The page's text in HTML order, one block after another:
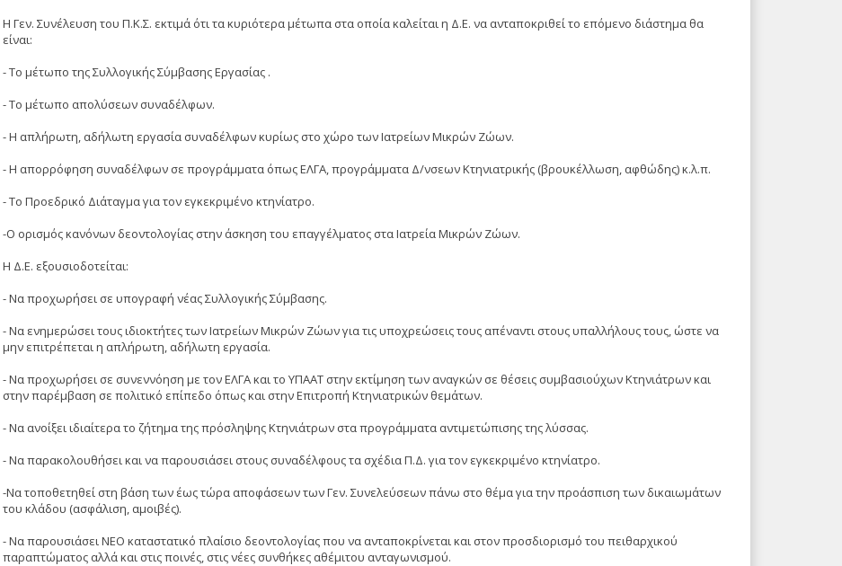
Η Γεν. Συνέλευση του Π.Κ.Σ. εκτιμά ότι τα κυριότερα μέτωπα στα οποία καλείται η Δ.Ε. να ανταποκριθεί το επόμενο διάστημα θα
είναι:
- Tο μέτωπο της Συλλογικής Σύμβασης Εργασίας .
- Το μέτωπο απολύσεων συναδέλφων.
- Η απλήρωτη, αδήλωτη εργασία συναδέλφων κυρίως στο χώρο των Ιατρείων Μικρών Ζώων.
- Η απορρόφηση συναδέλφων σε προγράμματα όπως ΕΛΓΑ, προγράμματα Δ/νσεων Κτηνιατρικής (βρουκέλλωση, αφθώδης) κ.λ.π.
- Το Προεδρικό Διάταγμα για τον εγκεκριμένο κτηνίατρο.
-Ο ορισμός κανόνων δεοντολογίας στην άσκηση του επαγγέλματος στα Ιατρεία Μικρών Ζώων.
Η Δ.Ε. εξουσιοδοτείται:
- Να προχωρήσει σε υπογραφή νέας Συλλογικής Σύμβασης.
- Να ενημερώσει τους ιδιοκτήτες των Ιατρείων Μικρών Ζώων για τις υποχρεώσεις τους απέναντι στους υπαλλήλους τους, ώστε να
μην επιτρέπεται η απλήρωτη, αδήλωτη εργασία.
- Να προχωρήσει σε συνεννόηση με τον ΕΛΓΑ και το ΥΠΑΑΤ στην εκτίμηση των αναγκών σε θέσεις συμβασιούχων Κτηνιάτρων και
στην παρέμβαση σε πολιτικό επίπεδο όπως και στην Επιτροπή Κτηνιατρικών θεμάτων.
- Να ανοίξει ιδιαίτερα το ζήτημα της πρόσληψης Κτηνιάτρων στα προγράμματα αντιμετώπισης της λύσσας.
- Να παρακολουθήσει και να παρουσιάσει στους συναδέλφους τα σχέδια Π.Δ. για τον εγκεκριμένο κτηνίατρο.
-Να τοποθετηθεί στη βάση των έως τώρα αποφάσεων των Γεν. Συνελεύσεων πάνω στο θέμα για την προάσπιση των δικαιωμάτων
του κλάδου (ασφάλιση, αμοιβές).
- Να παρουσιάσει ΝΕΟ καταστατικό πλαίσιο δεοντολογίας που να ανταποκρίνεται και στον προσδιορισμό του πειθαρχικού
παραπτώματος αλλά και στις ποινές, στις νέες συνθήκες αθέμιτου ανταγωνισμού.